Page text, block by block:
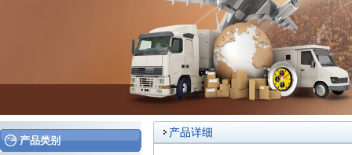
产品类别
产品详细